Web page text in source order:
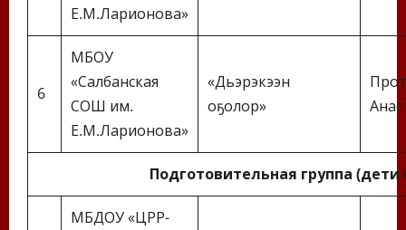
Е.М.Ларионова»
6
МБОУ
«Салбанская
СОШ им.
Е.М.Ларионова»
«Дьэрэкээн
оҕолор»
Подготовительная группа
МБДОУ «ЦРР-